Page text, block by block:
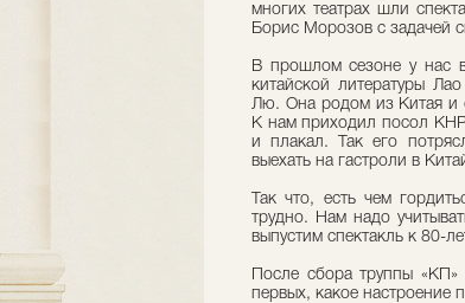
многих театрах шли
Борис Морозов с задачей
В прошлом сезоне у нас
китайской литературы
Лю. Она родом из Китая и
К нам приходил посол
и плакал. Так его
выехать на гастроли в
Так что, есть чем
трудно. Нам надо
выпустим спектакль к 80-
После сбора труппы
первых, какое настроение